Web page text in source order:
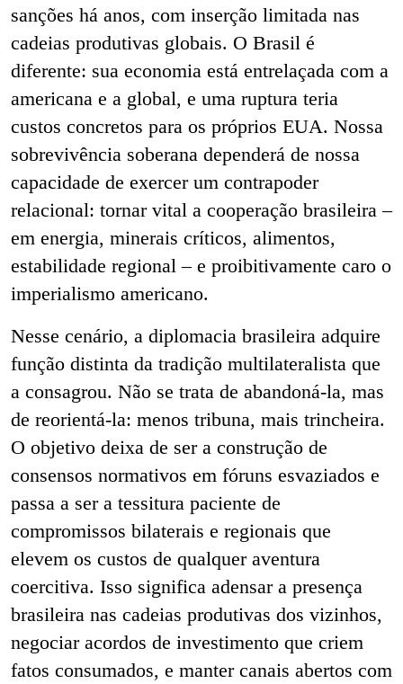
sanções há anos, com inserção limitada nas
cadeias produtivas globais. O Brasil é
diferente: sua economia está entrelaçada com a
americana e a global, e uma ruptura teria
custos concretos para os próprios EUA. Nossa
sobrevivência soberana dependerá de nossa
capacidade de exercer um contrapoder
relacional: tornar vital a cooperação brasileira –
em energia, minerais críticos, alimentos,
estabilidade regional – e proibitivamente caro o
imperialismo americano.
Nesse cenário, a diplomacia brasileira adquire
função distinta da tradição multilateralista que
a consagrou. Não se trata de abandoná-la, mas
de reorientá-la: menos tribuna, mais trincheira.
O objetivo deixa de ser a construção de
consensos normativos em fóruns esvaziados e
passa a ser a tessitura paciente de
compromissos bilaterais e regionais que
elevem os custos de qualquer aventura
coercitiva. Isso significa adensar a presença
brasileira nas cadeias produtivas dos vizinhos,
negociar acordos de investimento que criem
fatos consumados, e manter canais abertos com